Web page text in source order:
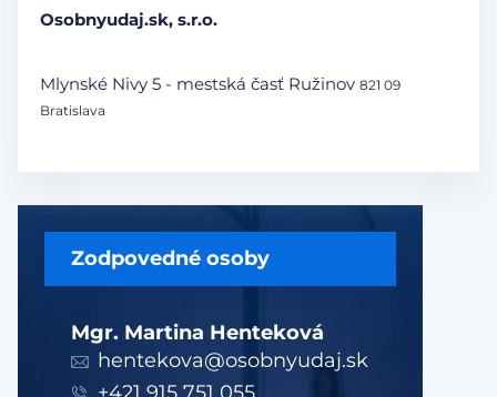
Zodpovedné osoby
Mgr. Martina Henteková
hentekova@osobnyudaj.sk
Osobnyudaj.sk, s.r.o.
Mlynské Nivy 5 - mestská časť Ružinov 821 09
Bratislava